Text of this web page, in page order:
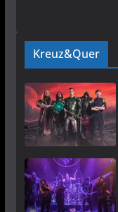
Kreuz&Quer